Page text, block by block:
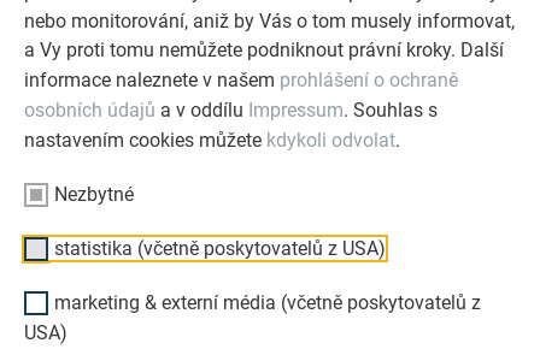
nebo monitorování, aniž by Vás o tom musely informovat,
a Vy proti tomu nemůžete podniknout právní kroky. Další
informace naleznete v našem prohlášení o ochraně
osobních údajů a v oddílu Impressum. Souhlas s
nastavením cookies můžete kdykoli odvolat.
Nezbytné
statistika (včetně poskytovatelů z USA)
marketing & externí média (včetně poskytovatelů z
USA)
FASÁDNÍ ŠABLONA 20 × 20
Fasádní šablona 20 × 20 je ideální pro opláštění